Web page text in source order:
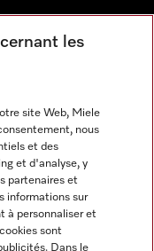
vous
les
site Web, Miele
nous
et des
et d'analyse, y
partenaires et
informations sur
à personnaliser et
sont
Dans le